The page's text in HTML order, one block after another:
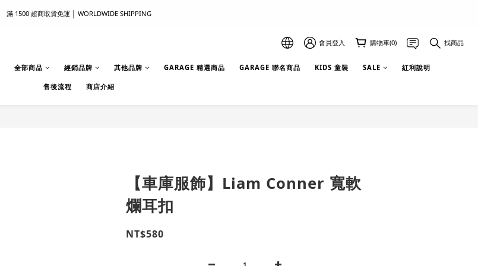
滿 1500 超商取貨免運 │ WORLDWIDE SHIPPING
滿 1500 超商取貨免運 │ WORLDWIDE SHIPPING
首次註冊新會員 │ 贈 100 元購物金
會員登入 購物車(0) 找商品
全部商品 經銷品牌 其他品牌 GARAGE 精選商品 GARAGE 聯名商品 KIDS 童裝 SALE 紅利說明
售後流程 商店介紹
【車庫服飾】Liam Conner 寬軟
爛耳扣
NT$580